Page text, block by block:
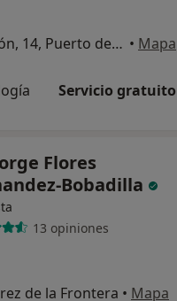
Avenida de la Diputación, 14, Puerto de Santa Maria, El • Mapa
Servicio gratuito
Flores
Bobadilla
13 opiniones
de la Frontera • Mapa